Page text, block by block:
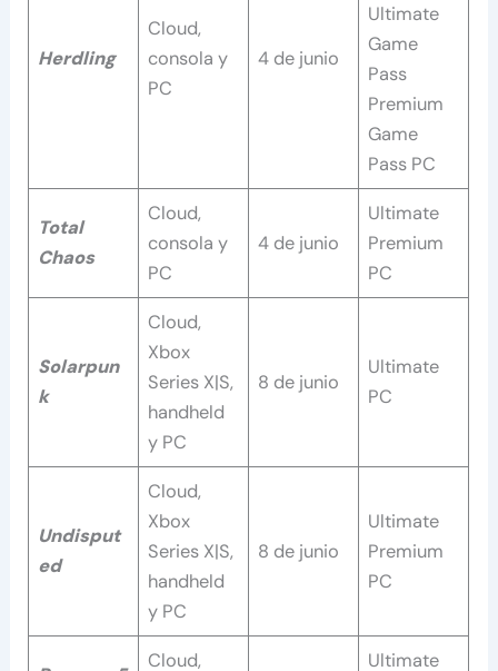
Herdling
Cloud,
consola y
PC
4 de junio
Ultimate
Game
Pass
Premium
Game
Pass PC
Total
Chaos
Cloud,
consola y
PC
4 de junio
Ultimate
Premium
PC
Solarpun
k
Cloud,
Xbox
Series X|S,
handheld
y PC
8 de junio
Ultimate
PC
Undisput
ed
Cloud,
Xbox
Series X|S,
handheld
y PC
8 de junio
Ultimate
Premium
PC
Cloud, Ultimate